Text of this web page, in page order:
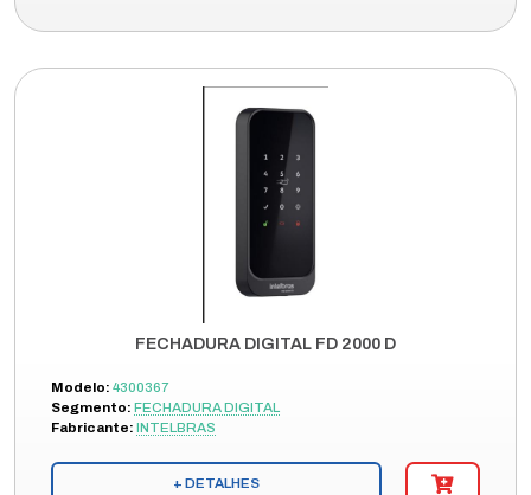
FECHADURA DIGITAL FD 2000 D
Modelo: 4300367
Segmento: FECHADURA DIGITAL
Fabricante: INTELBRAS
+ DETALHES